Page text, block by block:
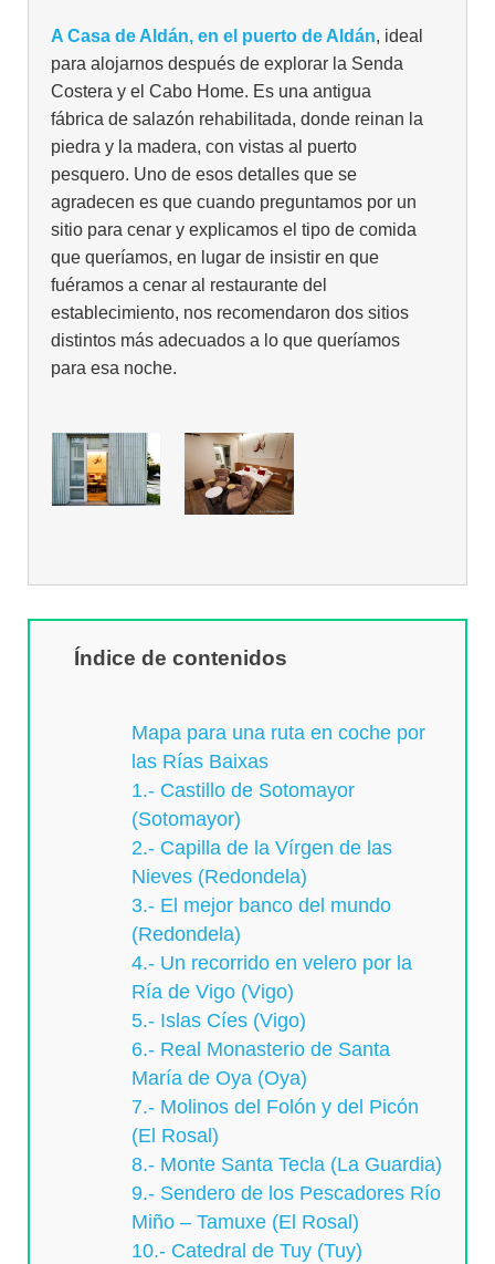
A Casa de Aldán, en el puerto de Aldán, ideal
para alojarnos después de explorar la Senda
Costera y el Cabo Home. Es una antigua
fábrica de salazón rehabilitada, donde reinan la
piedra y la madera, con vistas al puerto
pesquero. Uno de esos detalles que se
agradecen es que cuando preguntamos por un
sitio para cenar y explicamos el tipo de comida
que queríamos, en lugar de insistir en que
fuéramos a cenar al restaurante del
establecimiento, nos recomendaron dos sitios
distintos más adecuados a lo que queríamos
para esa noche.
Índice de contenidos
Mapa para una ruta en coche por
las Rías Baixas
1.- Castillo de Sotomayor
(Sotomayor)
2.- Capilla de la Vírgen de las
Nieves (Redondela)
3.- El mejor banco del mundo
(Redondela)
4.- Un recorrido en velero por la
Ría de Vigo (Vigo)
5.- Islas Cíes (Vigo)
6.- Real Monasterio de Santa
María de Oya (Oya)
7.- Molinos del Folón y del Picón
(El Rosal)
8.- Monte Santa Tecla (La Guardia)
9.- Sendero de los Pescadores Río
Miño – Tamuxe (El Rosal)
10.- Catedral de Tuy (Tuy)